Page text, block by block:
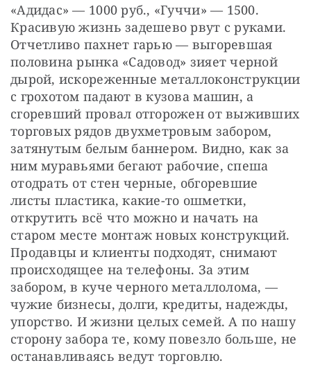
«Адидас» — 1000 руб., «Гуччи» — 1500.
Красивую жизнь задешево рвут с руками.
Отчетливо пахнет гарью — выгоревшая
половина рынка «Садовод» зияет черной
дырой, искореженные металлоконструкции
с грохотом падают в кузова машин, а
сгоревший провал отгорожен от выживших
торговых рядов двухметровым забором,
затянутым белым баннером. Видно, как за
ним муравьями бегают рабочие, спеша
отодрать от стен черные, обгоревшие
листы пластика, какие-то ошметки,
открутить всё что можно и начать на
старом месте монтаж новых конструкций.
Продавцы и клиенты подходят, снимают
происходящее на телефоны. За этим
забором, в куче черного металлолома, —
чужие бизнесы, долги, кредиты, надежды,
упорство. И жизни целых семей. А по нашу
сторону забора те, кому повезло больше, не
останавливаясь ведут торговлю.